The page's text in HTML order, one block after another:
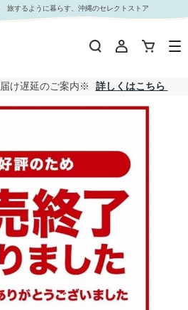
先が 沖縄県内離島・沖縄県外 ) 産地直送 【 農協直販
旅するように暮らす、沖縄のセレクトストア
け遅延のご案内※ 詳しくはこちら